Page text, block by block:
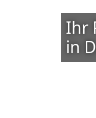
Ihr
in